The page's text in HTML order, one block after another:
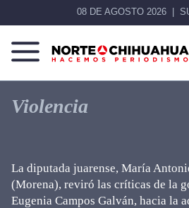
08 DE AGOSTO 2026
Norte
Chihuahua
Más
que
noticias,
Violencia
La diputada juarense, María
(Morena), reviró las críticas de la
Eugenia Campos Galván, hacia la